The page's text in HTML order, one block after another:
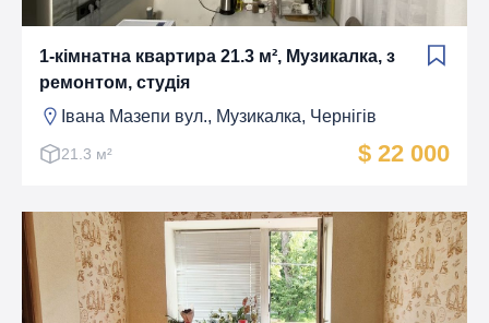
1-кімнатна квартира 21.3 м², Музикалка, з
ремонтом, студія
Івана Мазепи вул., Музикалка, Чернігів
21.3 м² $ 22 000